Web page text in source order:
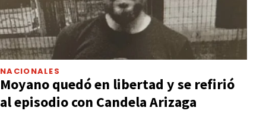
NACIONALES
Moyano quedó en libertad y se refirió
al episodio con Candela Arizaga